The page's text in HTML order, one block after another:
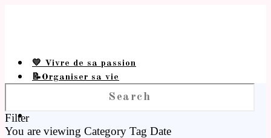
💛 Vivre de sa passion
📝Organiser sa vie
Filter
You are viewing Category Tag Date